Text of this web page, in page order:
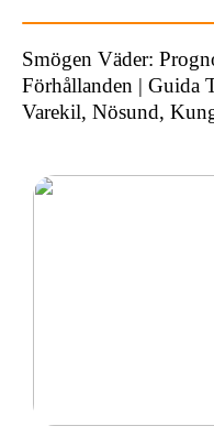
Smögen Väder:
Förhållanden | Guida
Varekil, Nösund,